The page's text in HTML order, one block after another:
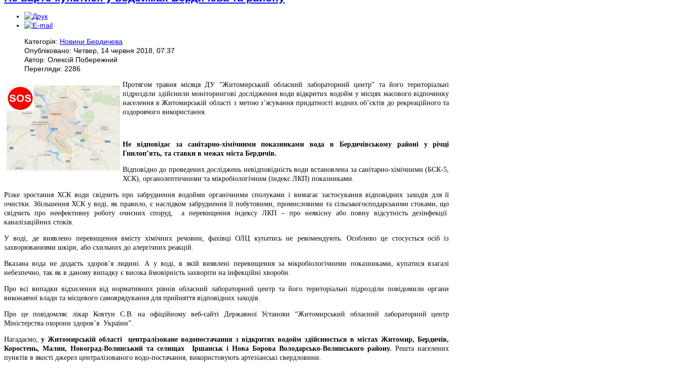
Категорія: Новини Бердичева
Опубліковано: Четвер, 14 червня 2018, 07:37
Автор: Олексій Побережний
Перегляди: 2286
Протягом травня місяця ДУ “Житомирський обласний лабораторний центр” та його територіальні
підрозділи здійснили моніторингові дослідження води відкритих водойм у місцях масового відпочинку
населення в Житомирській області з метою з’ясування придатності водних об’єктів до рекреаційного та
оздоровчого використання.
Не відповідає за санітарно-хімічними показниками вода в Бердичівському районі у річці
Гнилоп’ять, та ставки в межах міста Бердичів.
Відповідно до проведених досліджень невідповідність води встановлена за санітарно-хімічними (БСК-5,
ХСК), органолептичними та мікробіологічним (індекс ЛКП) показниками.
Різке зростання ХСК води свідчить про забруднення водойми органічними сполуками і вимагає застосування відповідних заходів для її
очистки. Збільшення ХСК у воді, як правило, є наслідком забруднення її побутовими, промисловими та сільськогосподарськими стоками, що
свідчить про неефективну роботу очисних споруд, а перевищення індексу ЛКП – про неякісну або повну відсутність дезінфекції
каналізаційних стоків.
У воді, де виявлено перевищення вмісту хімічних речовин, фахівці ОЛЦ купатись не рекомендують. Особливо це стосується осіб із
захворюваннями шкіри, або схильних до алергічних реакцій.
Вказана вода не додасть здоров’я людині. А у воді, в якій виявлені перевищення за мікробіологічними показниками, купатися взагалі
небезпечно, так як в даному випадку є висока ймовірність захворіти на інфекційні хвороби.
Про всі випадки відхилення від нормативних рівнів обласний лабораторний центр та його територіальні підрозділи повідомили органи
виконавчої влади та місцевого самоврядування для прийняття відповідних заходів.
Про це повідомляє лікар Ковтун С.В. на офіційному веб-сайті Державної Установи “Житомирський обласний лабораторний центр
Міністерства охорони здоров’я України”.
Нагадаємо,
у Житомирській області централізоване водопостачання з відкритих водойм здійснюється в містах Житомир, Бердичів,
Коростень, Малин, Новоград-Волинський та селищах Іршанськ і Нова Борова Володарсько-Волинського району. Решта населених
пунктів в якості джерел централізованого водо-постачання, використовують артезіанські свердловини.